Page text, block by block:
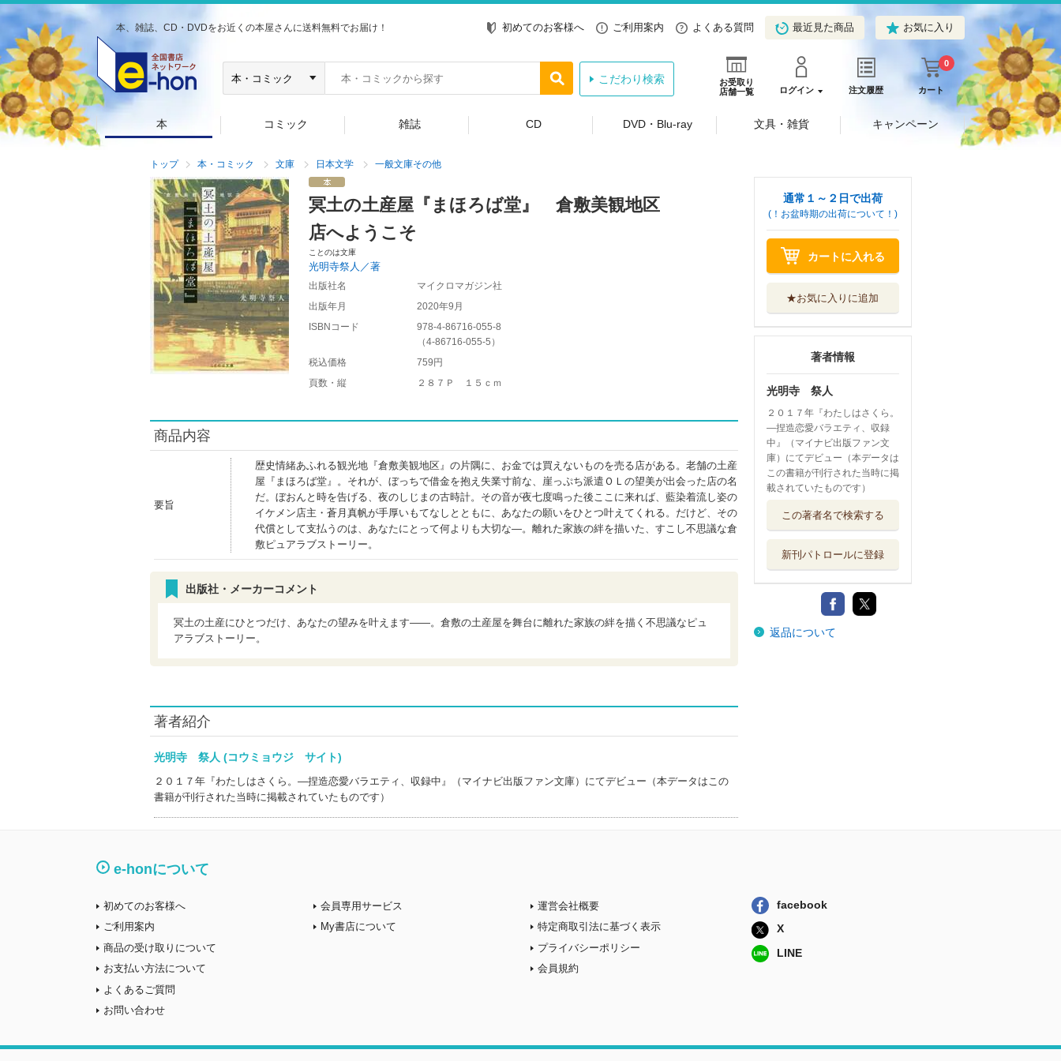
本、雑誌、CD・DVDをお近くの本屋さんに送料無料でお届け！ 初めてのお客様へ ご利用案内 よくある質問 最近見た商品 お気に入り
お受取り
店舗一覧
ログイン 注文履歴 カート
0
こだわり検索
本 コミック 雑誌 CD DVD・Blu-ray 文具・雑貨 キャンペーン
トップ 本・コミック 文庫 日本文学 一般文庫その他
冥土の土産屋『まほろば堂』 倉敷美観地区
店へようこそ
ことのは文庫
光明寺祭人／著
出版社名
マイクロマガジン社
出版年月
2020年9月
ISBNコード
978-4-86716-055-8
（4-86716-055-5 ）
税込価格
759円
頁数・縦
２８７Ｐ １５ｃｍ
商品内容
要旨
歴史情緒あふれる観光地『倉敷美観地区』の片隅に、お金では買えないものを売る店がある。老舗の土産
屋『まほろば堂』。それが、ぼっちで借金を抱え失業寸前な、崖っぷち派遣ＯＬの望美が出会った店の名
だ。ぼおんと時を告げる、夜のしじまの古時計。その音が夜七度鳴った後ここに来れば、藍染着流し姿の
イケメン店主・蒼月真帆が手厚いもてなしとともに、あなたの願いをひとつ叶えてくれる。だけど、その
代償として支払うのは、あなたにとって何よりも大切な―。離れた家族の絆を描いた、すこし不思議な倉
敷ピュアラブストーリー。
出版社・メーカーコメント
冥土の土産にひとつだけ、あなたの望みを叶えます――。倉敷の土産屋を舞台に離れた家族の絆を描く不思議なピュ
アラブストーリー。
著者紹介
光明寺 祭人 (コウミョウジ サイト)
２０１７年『わたしはさくら。―捏造恋愛バラエティ、収録中』（マイナビ出版ファン文庫）にてデビュー（本データはこの
書籍が刊行された当時に掲載されていたものです）
通常１～２日で出荷
(！お盆時期の出荷について！)
カートに入れる
★お気に入りに追加
著者情報
光明寺 祭人
２０１７年『わたしはさくら。
―捏造恋愛バラエティ、収録
中』（マイナビ出版ファン文
庫）にてデビュー（本データは
この書籍が刊行された当時に掲
載されていたものです）
この著者名で検索する
新刊パトロールに登録
返品について
e-honについて
初めてのお客様へ
ご利用案内
商品の受け取りについて
お支払い方法について
よくあるご質問
お問い合わせ
会員専用サービス
My書店について
運営会社概要
特定商取引法に基づく表示
プライバシーポリシー
会員規約
facebook
X
LINE